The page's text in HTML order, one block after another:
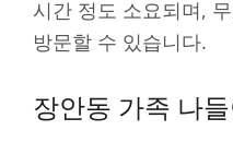
시간 정도 소요되며,
방문할 수 있습니다.
장안동 가족 나